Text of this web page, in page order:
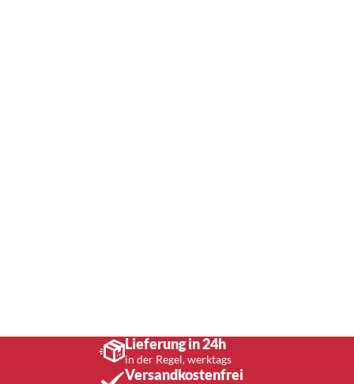
Lieferung in 24h
in der Regel, werktags
Versandkostenfrei